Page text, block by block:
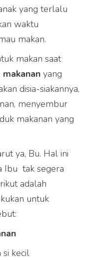
yang terlalu
waktu
makan.
makan saat
makanan yang
disia-siakannya,
menyembur
makanan yang
ya, Bu. Hal ini
Ibu tak segera
adalah
untuk
si kecil